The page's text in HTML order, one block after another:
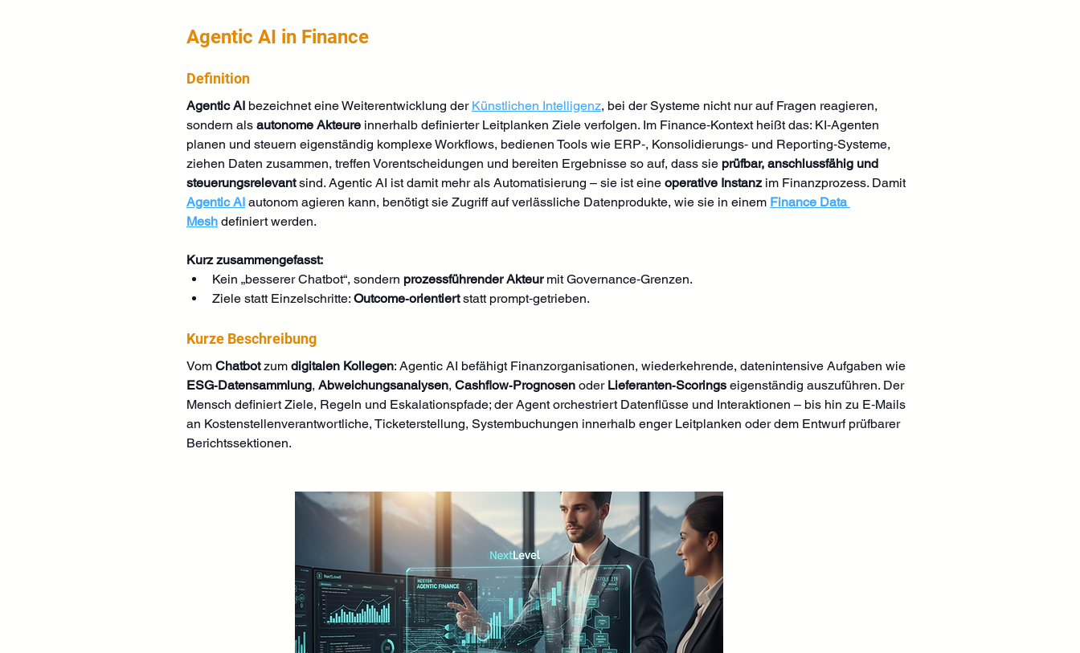
Agentic AI in Finance
Definition
Agentic AI bezeichnet eine Weiterentwicklung der Künstlichen Intelligenz, bei der Systeme nicht nur auf Fragen reagieren,
sondern als autonome Akteure innerhalb definierter Leitplanken Ziele verfolgen. Im Finance‑Kontext heißt das: KI‑Agenten
planen und steuern eigenständig komplexe Workflows, bedienen Tools wie ERP‑, Konsolidierungs‑ und Reporting‑Systeme,
ziehen Daten zusammen, treffen Vorentscheidungen und bereiten Ergebnisse so auf, dass sie prüfbar, anschlussfähig und
steuerungsrelevant sind. Agentic AI ist damit mehr als Automatisierung – sie ist eine operative Instanz im Finanzprozess. Damit
Agentic AI autonom agieren kann, benötigt sie Zugriff auf verlässliche Datenprodukte, wie sie in einem Finance Data
Mesh definiert werden.
Kurz zusammengefasst:
Kein „besserer Chatbot“, sondern prozessführender Akteur mit Governance‑Grenzen.
Ziele statt Einzelschritte: Outcome‑orientiert statt prompt‑getrieben.
Kurze Beschreibung
Vom Chatbot zum digitalen Kollegen: Agentic AI befähigt Finanzorganisationen, wiederkehrende, datenintensive Aufgaben wie
ESG‑Datensammlung, Abweichungsanalysen, Cashflow‑Prognosen oder Lieferanten‑Scorings eigenständig auszuführen. Der
Mensch definiert Ziele, Regeln und Eskalationspfade; der Agent orchestriert Datenflüsse und Interaktionen – bis hin zu E‑Mails
an Kostenstellenverantwortliche, Ticketerstellung, Systembuchungen innerhalb enger Leitplanken oder dem Entwurf prüfbarer
Berichtssektionen.